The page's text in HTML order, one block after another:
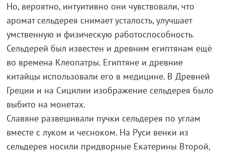
Но, вероятно, интуитивно они чувствовали, что
аромат сельдерея снимает усталость, улучшает
умственную и физическую работоспособность.
Сельдерей был известен и древним египтянам ещё
во времена Клеопатры. Египтяне и древние
китайцы использовали его в медицине. В Древней
Греции и на Сицилии изображение сельдерея было
выбито на монетах.
Славяне развешивали пучки сельдерея по углам
вместе с луком и чесноком. На Руси венки из
сельдерея носили придворные Екатерины Второй,